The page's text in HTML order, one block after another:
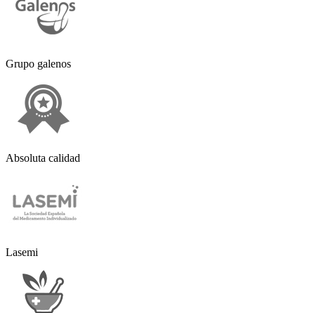
Grupo galenos
Absoluta calidad
Lasemi